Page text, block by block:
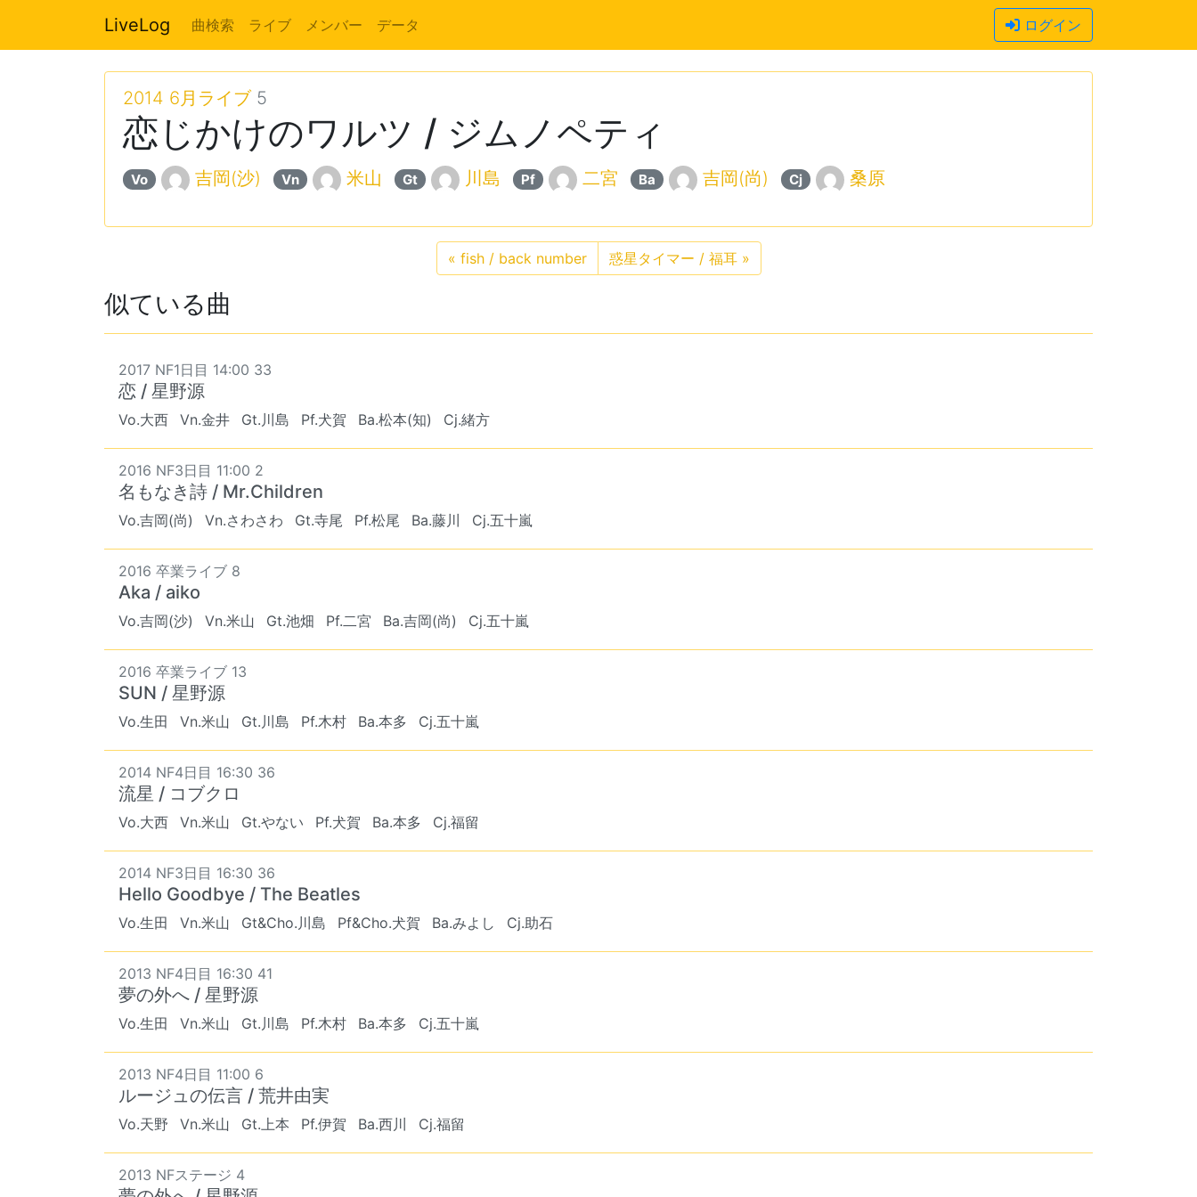
LiveLog 曲検索 ライブ メンバー データ ログイン
2014 6月ライブ5
恋じかけのワルツ / ジムノペティ
Vo 吉岡(沙) Vn 米山 Gt 川島 Pf 二宮 Ba 吉岡(尚) Cj 桑原
« fish / back number 惑星タイマー / 福耳 »
似ている曲
2017 NF1日目 14:00 33
恋 / 星野源
Vo.大西 Vn.金井 Gt.川島 Pf.犬賀 Ba.松本(知) Cj.緒方
2016 NF3日目 11:00 2
名もなき詩 / Mr.Children
Vo.吉岡(尚) Vn.さわさわ Gt.寺尾 Pf.松尾 Ba.藤川 Cj.五十嵐
2016 卒業ライブ 8
Aka / aiko
Vo.吉岡(沙) Vn.米山 Gt.池畑 Pf.二宮 Ba.吉岡(尚) Cj.五十嵐
2016 卒業ライブ 13
SUN / 星野源
Vo.生田 Vn.米山 Gt.川島 Pf.木村 Ba.本多 Cj.五十嵐
2014 NF4日目 16:30 36
流星 / コブクロ
Vo.大西 Vn.米山 Gt.やない Pf.犬賀 Ba.本多 Cj.福留
2014 NF3日目 16:30 36
Hello Goodbye / The Beatles
Vo.生田 Vn.米山 Gt&Cho.川島 Pf&Cho.犬賀 Ba.みよし Cj.助石
2013 NF4日目 16:30 41
夢の外へ / 星野源
Vo.生田 Vn.米山 Gt.川島 Pf.木村 Ba.本多 Cj.五十嵐
2013 NF4日目 11:00 6
ルージュの伝言 / 荒井由実
Vo.天野 Vn.米山 Gt.上本 Pf.伊賀 Ba.西川 Cj.福留
2013 NFステージ 4